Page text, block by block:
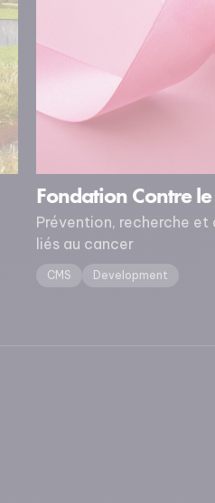
Fondation Contre
Prévention, recherche
liés au cancer
CMS Development